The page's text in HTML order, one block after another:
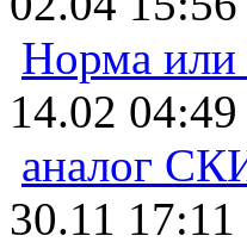
Норма или
14.02 04:49
аналог
30.11 17:11